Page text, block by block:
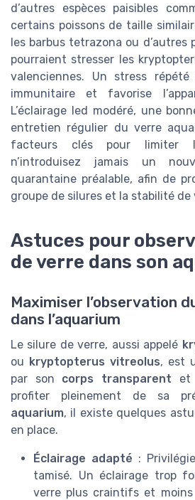
d’autres espèces paisibles
certains poissons de taille
les barbus tetrazona ou d’autres
pourraient stresser les
valenciennes. Un stress
immunitaire et favorise
L’éclairage led modéré, une
entretien régulier du verre
facteurs clés pour limiter
n’introduisez jamais un
quarantaine préalable, afin de
groupe de silures et la stabilité
Astuces pour
de verre dans son
Maximiser l’observation
dans l’aquarium
Le silure de verre, aussi appelé
ou kryptopterus vitreolus, est
par son corps transparent et
profiter pleinement de sa
aquarium, il existe quelques
en place.
Éclairage adapté :
tamisé. Un éclairage trop
verre plus craintifs et moins